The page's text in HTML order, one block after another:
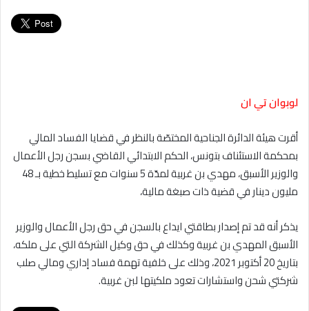
لوبوان تي ان
أقرت هيئة الدائرة الجناحية المختصّة بالنظر في قضايا الفساد المالي
بمحكمة الاستئناف بتونس، الحكم الابتدائي القاضي بسجن رجل الأعمال
والوزير الأسبق، مهدي بن غربية لمدّة 5 سنوات مع تسليط خطية بـ 48
مليون دينار في قضية ذات صبغة مالية،
يذكر أنه قد تم إصدار بطاقتي ايداع بالسجن في حق رجل الأعمال والوزير
الأسبق المهدي بن غربية وكذلك في حق وكيل الشركة التي على ملكه،
بتاريخ 20 أكتوبر 2021، وذلك على خلفية تهمة فساد إداري ومالي صلب
شركتي شحن واستشارات تعود ملكيتها لبن غربية.